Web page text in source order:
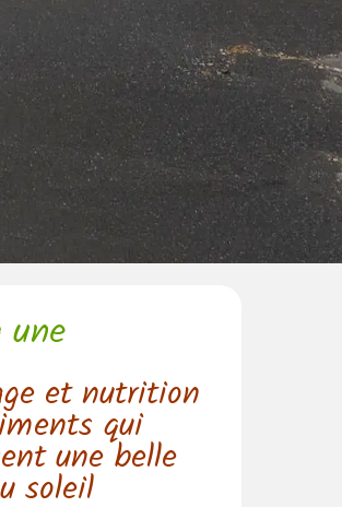
une
et nutrition
qui
une belle
soleil